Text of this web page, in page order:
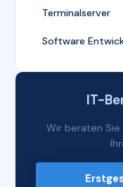
Terminalserver
Software
IT-
Wir beraten Sie